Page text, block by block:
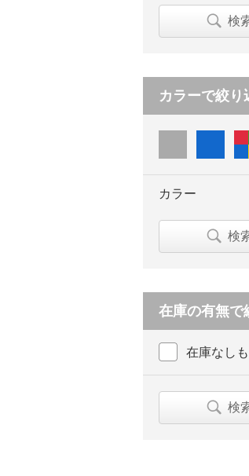
検
カラーで絞り
カラー
検
在庫の有無で
在庫なし
検